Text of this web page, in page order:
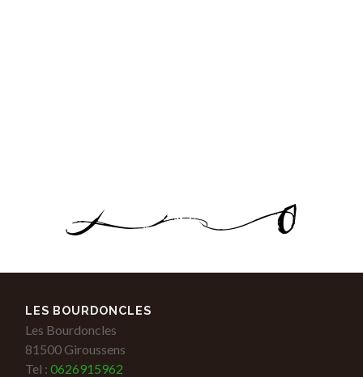
LES BOURDONCLES
Les Bourdoncles
81500 Giroussens
Tel : 0626915962